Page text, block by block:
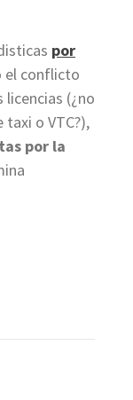
por
el conflicto
(¿no
o VTC?),
por la